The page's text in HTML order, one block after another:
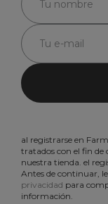
al registrarse en
tratados con el fin de
nuestra tienda. el
Antes de continuar,
privacidad para
información.